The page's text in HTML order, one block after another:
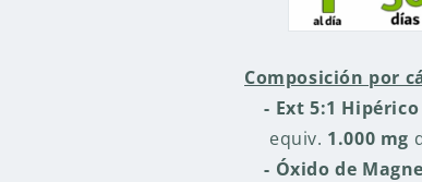
Composición por
- Ext 5:1 Hipérico
equiv. 1.000 mg
- Óxido de